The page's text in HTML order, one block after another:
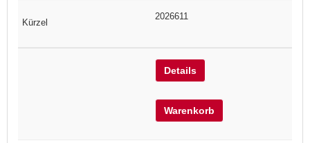
2026611
Details
Warenkorb